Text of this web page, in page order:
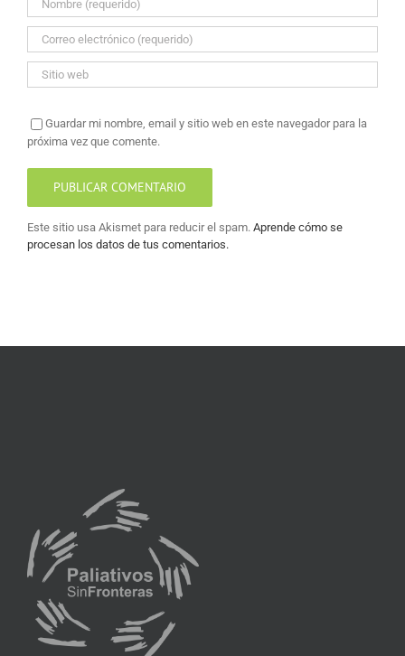
Guardar mi nombre, email y sitio web en este navegador para la
próxima vez que comente.
Este sitio usa Akismet para reducir el spam. Aprende cómo se
procesan los datos de tus comentarios.